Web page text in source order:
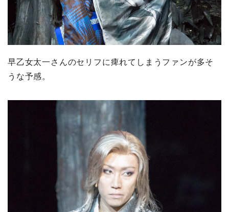
早乙女太一さんのセリフに痺れてしまうファンが多そ
うな予感。